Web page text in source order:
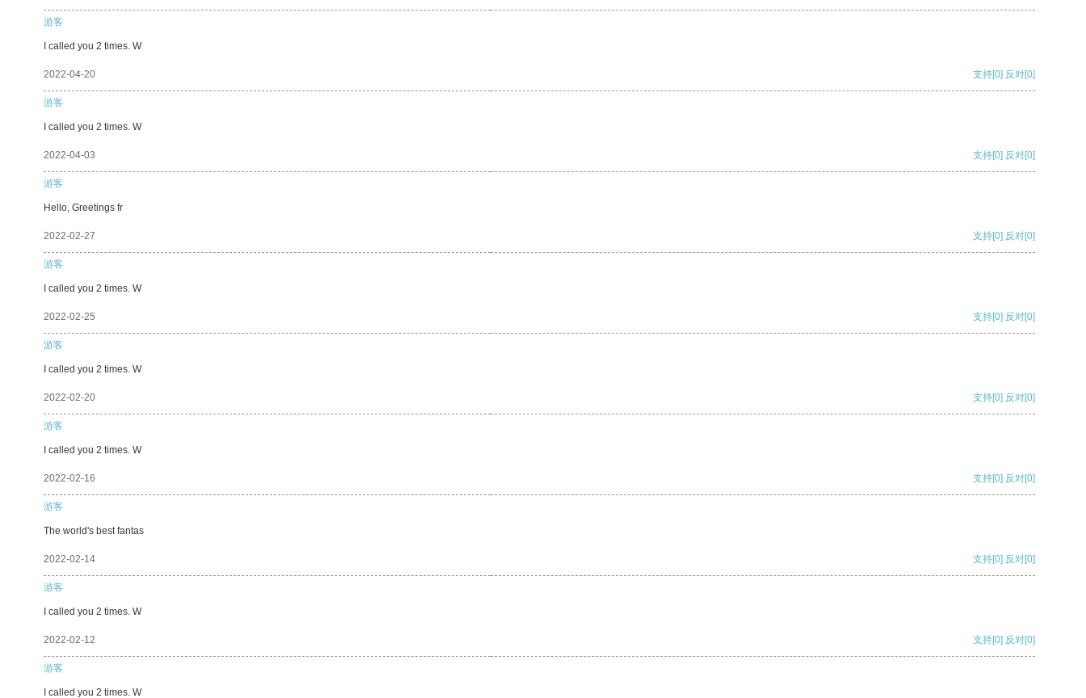
游客
I called you 2 times. W
2022-04-20 支持[0] 反对[0]
游客
I called you 2 times. W
2022-04-03 支持[0] 反对[0]
游客
Hello, Greetings fr
2022-02-27 支持[0] 反对[0]
游客
I called you 2 times. W
2022-02-25 支持[0] 反对[0]
游客
I called you 2 times. W
2022-02-20 支持[0] 反对[0]
游客
I called you 2 times. W
2022-02-16 支持[0] 反对[0]
游客
The world's best fantas
2022-02-14 支持[0] 反对[0]
游客
I called you 2 times. W
2022-02-12 支持[0] 反对[0]
游客
I called you 2 times. W